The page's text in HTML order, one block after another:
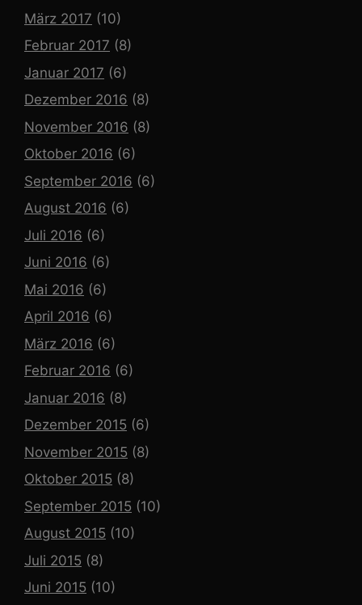
März 2017 (10)
Februar 2017 (8)
Januar 2017 (6)
Dezember 2016 (8)
November 2016 (8)
Oktober 2016 (6)
September 2016 (6)
August 2016 (6)
Juli 2016 (6)
Juni 2016 (6)
Mai 2016 (6)
April 2016 (6)
März 2016 (6)
Februar 2016 (6)
Januar 2016 (8)
Dezember 2015 (6)
November 2015 (8)
Oktober 2015 (8)
September 2015 (10)
August 2015 (10)
Juli 2015 (8)
Juni 2015 (10)